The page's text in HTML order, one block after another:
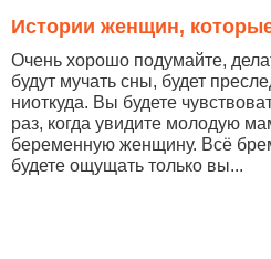
Истории женщин,
Очень хорошо подумайте,
будут мучать сны, будет
ниоткуда. Вы будете
раз, когда увидите молодую
беременную женщину. Всё
будете ощущать только вы...